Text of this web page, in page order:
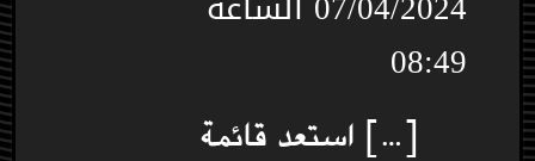
08:49
[…] استعد قائمة